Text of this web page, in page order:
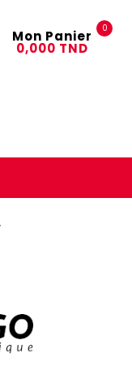
0
Mon Panier
0,000 TND